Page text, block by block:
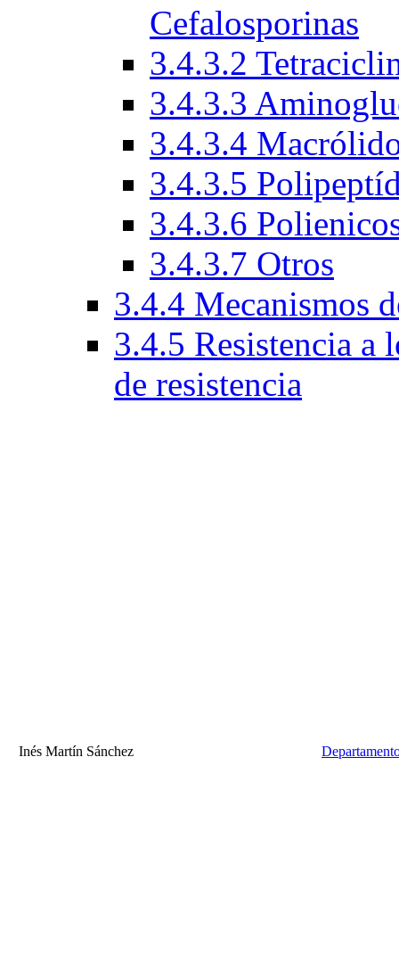
Cefalosporinas
3.4.3.2
3.4.3.3
3.4.3.4
3.4.3.5
3.4.3.6
3.4.3.7 Otros
3.4.4 Mecanismos
3.4.5 Resistencia a
de resistencia
Inés Martín Sánchez